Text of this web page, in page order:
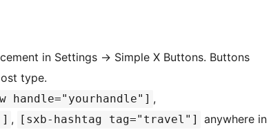
in Settings → Simple X Buttons. Buttons
type.
handle="yourhandle"] ,
, [sxb-hashtag tag="travel"] anywhere in